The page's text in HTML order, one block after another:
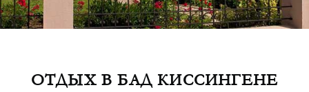
ОТДЫХ В БАД КИССИНГЕНЕ